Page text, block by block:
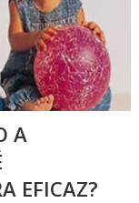
A
EFICAZ?